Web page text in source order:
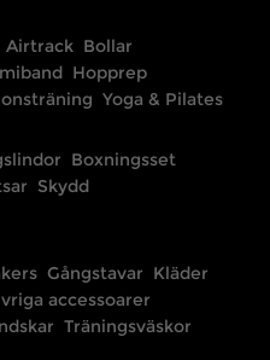
Airtrack Bollar
Hopprep
Yoga & Pilates
Boxningsset
Skydd
Gångstavar Kläder
accessoarer
Träningsväskor